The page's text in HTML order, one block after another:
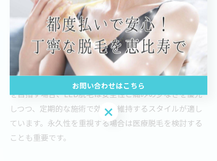
的としており、一定の条件を満たせば永久的な減毛効果
が期待できます。しかし、LED脱毛はバルジ領域に低刺
激で作用するため、毛の成長を抑える効果はあるもの
の、完全な永久脱毛とは言い難い面があります。
そのため、介護脱毛の目的で清潔維持や介護負担の軽減
を目指す場合、LED脱毛は安全性と痛みの少なさを優先
しつつ、定期的な施術で効果を維持するスタイルが適し
ています。永久性を重視する場合は医療脱毛を検討する
ことも重要です。
お問い合わせはこちら
お問い合わせはこちら